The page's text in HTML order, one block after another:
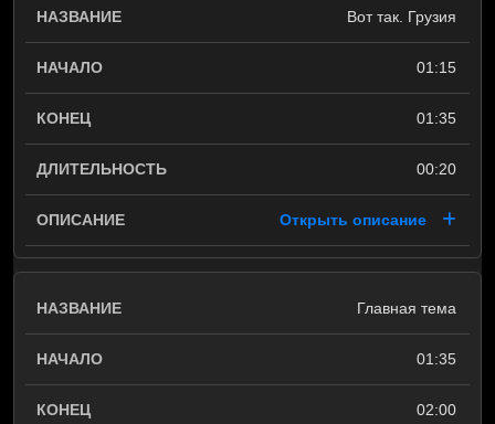
Вот так. Грузия
01:15
01:35
00:20
Открыть описание
Главная тема
01:35
02:00